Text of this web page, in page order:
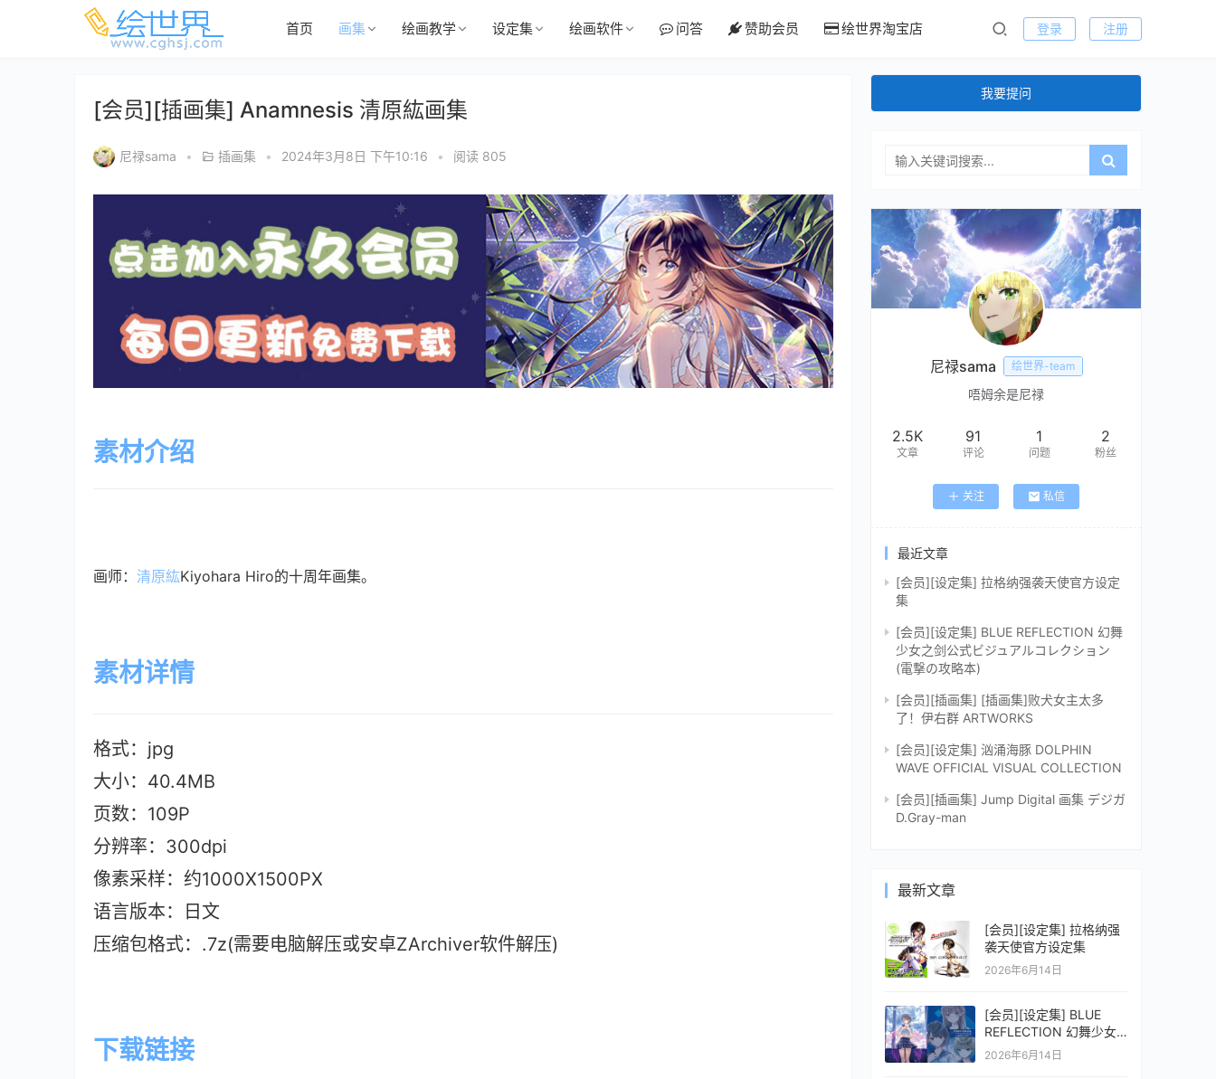
首页 画集 绘画教学 设定集 绘画软件 问答 赞助会员 绘世界淘宝店 登录 注册
[会员][插画集] Anamnesis 清原紘画集
尼禄sama • 插画集 • 2024年3月8日 下午10:16 • 阅读 805
素材介绍
画师： 清原紘Kiyohara Hiro的十周年画集。
素材详情
格式：jpg
大小：40.4MB
页数：109P
分辨率：300dpi
像素采样：约1000X1500PX
语言版本：日文
压缩包格式：.7z(需要电脑解压或安卓ZArchiver软件解压)
下载链接
我要提问
尼禄sama 绘世界-team
唔姆余是尼禄
2.5K
文章
91
评论
1
问题
2
粉丝
关注 私信
最近文章
[会员][设定集] 拉格纳强袭天使官方设定
集
[会员][设定集] BLUE REFLECTION 幻舞
少女之剑公式ビジュアルコレクション
(電撃の攻略本)
[会员][插画集] [插画集]败犬女主太多
了！伊右群 ARTWORKS
[会员][设定集] 汹涌海豚 DOLPHIN
WAVE OFFICIAL VISUAL COLLECTION
[会员][插画集] Jump Digital 画集 デジガ
D.Gray-man
最新文章
[会员][设定集] 拉格纳强
袭天使官方设定集
2026年6月14日
[会员][设定集] BLUE
REFLECTION 幻舞少女
之剑公式ビジュアルコレ
2026年6月14日